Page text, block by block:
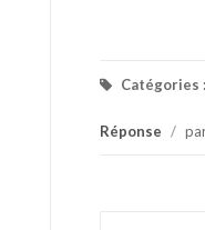
Catégories :
Réponse /